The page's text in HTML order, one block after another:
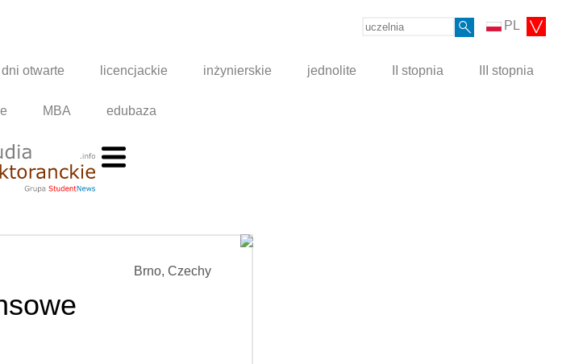
PL
dni otwarte licencjackie inżynierskie jednolite II stopnia III stopnia
MBA edubaza
Brno, Czechy